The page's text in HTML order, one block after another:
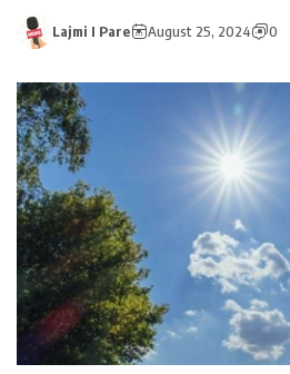
Lajmi I Pare August 25, 2024 0